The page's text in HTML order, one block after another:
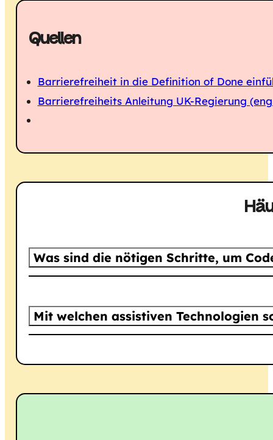
Quellen
Barrierefreiheit in die Definition of Done
Barrierefreiheits Anleitung UK-Regierung
Was sind die nötigen Schritte, um
Mit welchen assistiven Technologien